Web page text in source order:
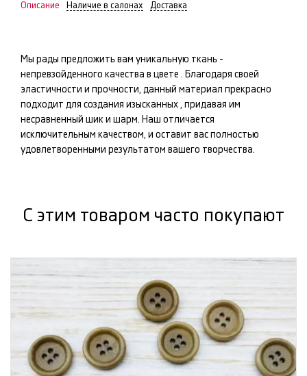
Описание Наличие в салонах Доставка
Мы рады предложить вам уникальную ткань -
непревзойденного качества в цвете . Благодаря своей
эластичности и прочности, данный материал прекрасно
подходит для создания изысканных , придавая им
несравненный шик и шарм. Наш отличается
исключительным качеством, и оставит вас полностью
удовлетворенными результатом вашего творчества.
С этим товаром часто покупают